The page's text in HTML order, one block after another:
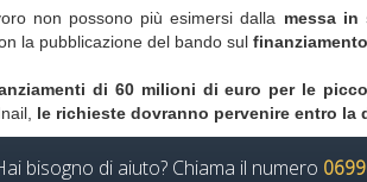
non possono più esimersi dalla messa in
la pubblicazione del bando sul
di 60 milioni di euro per le
le richieste dovranno pervenire entro la
bisogno di aiuto? Chiama il numero